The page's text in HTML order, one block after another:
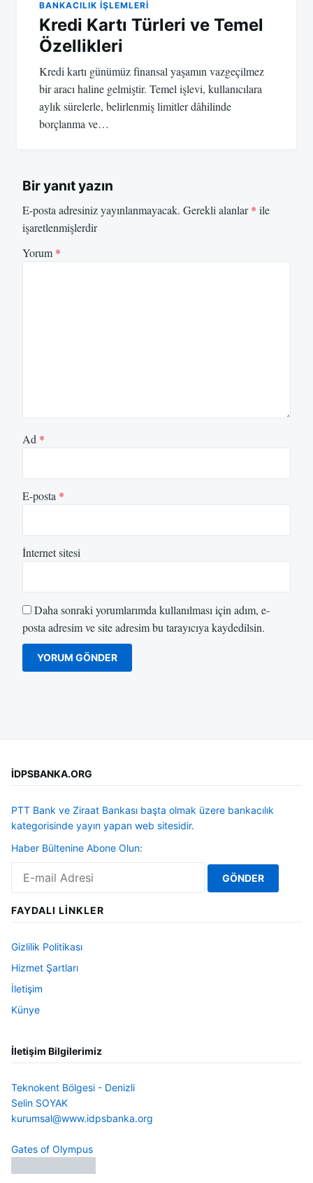
BANKACILIK IŞLEMLERI
Kredi Kartı Türleri ve Temel
Özellikleri
Kredi kartı günümüz finansal yaşamın vazgeçilmez
bir aracı haline gelmiştir. Temel işlevi, kullanıcılara
aylık sürelerle, belirlenmiş limitler dâhilinde
borçlanma ve…
Bir yanıt yazın
E-posta adresiniz yayınlanmayacak. Gerekli alanlar* ile
işaretlenmişlerdir
Yorum *
Ad *
E-posta *
İnternet sitesi
Daha sonraki yorumlarımda kullanılması için adım, e-
posta adresim ve site adresim bu tarayıcıya kaydedilsin.
İDPSBANKA.ORG
PTT Bank ve Ziraat Bankası başta olmak üzere bankacılık
kategorisinde yayın yapan web sitesidir.
Haber Bültenine Abone Olun:
FAYDALI LINKLER
Gizlilik Politikası
Hizmet Şartları
İletişim
Künye
İletişim Bilgilerimiz
Teknokent Bölgesi - Denizli
Selin SOYAK
kurumsal@www.idpsbanka.org
Gates of Olympus